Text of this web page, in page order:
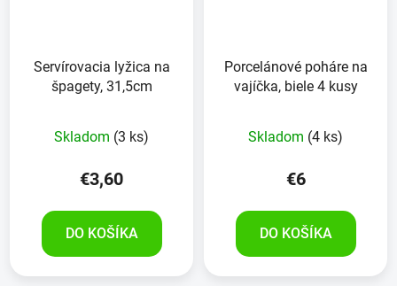
Servírovacia lyžica na
špagety, 31,5cm
Skladom (3 ks)
€3,60
DO KOŠÍKA
Porcelánové poháre na
vajíčka, biele 4 kusy
Skladom (4 ks)
€6
DO KOŠÍKA